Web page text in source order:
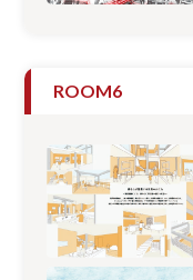
ROOM6